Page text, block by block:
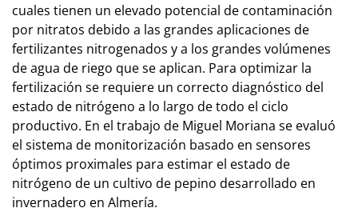
cuales tienen un elevado potencial de contaminación
por nitratos debido a las grandes aplicaciones de
fertilizantes nitrogenados y a los grandes volúmenes
de agua de riego que se aplican. Para optimizar la
fertilización se requiere un correcto diagnóstico del
estado de nitrógeno a lo largo de todo el ciclo
productivo. En el trabajo de Miguel Moriana se evaluó
el sistema de monitorización basado en sensores
óptimos proximales para estimar el estado de
nitrógeno de un cultivo de pepino desarrollado en
invernadero en Almería.